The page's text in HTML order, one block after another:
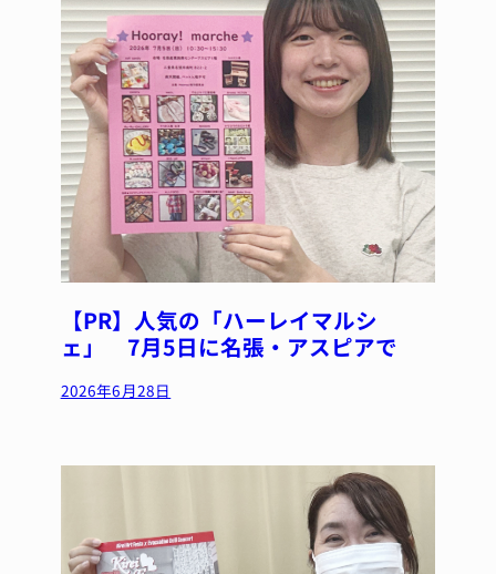
【PR】人気の「ハーレイマルシ
ェ」 7月5日に名張・アスピアで
2026年6月28日